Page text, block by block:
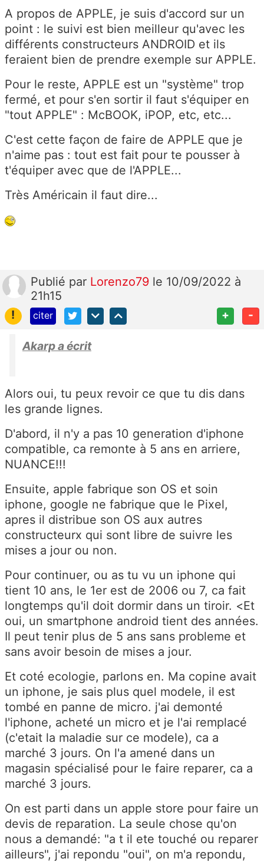
A propos de APPLE, je suis d'accord sur un
point : le suivi est bien meilleur qu'avec les
différents constructeurs ANDROID et ils
feraient bien de prendre exemple sur APPLE.
Pour le reste, APPLE est un "système" trop
fermé, et pour s'en sortir il faut s'équiper en
"tout APPLE" : McBOOK, iPOP, etc, etc...
C'est cette façon de faire de APPLE que je
n'aime pas : tout est fait pour te pousser à
t'équiper avec que de l'APPLE...
Très Américain il faut dire...
Publié par Lorenzo79 le 10/09/2022 à
21h15
!
citer + -
Akarp a écrit
Alors oui, tu peux revoir ce que tu dis dans
les grande lignes.
D'abord, il n'y a pas 10 generation d'iphone
compatible, ca remonte à 5 ans en arriere,
NUANCE!!!
Ensuite, apple fabrique son OS et soin
iphone, google ne fabrique que le Pixel,
apres il distribue son OS aux autres
constructeurx qui sont libre de suivre les
mises a jour ou non.
Pour continuer, ou as tu vu un iphone qui
tient 10 ans, le 1er est de 2006 ou 7, ca fait
longtemps qu'il doit dormir dans un tiroir. <Et
oui, un smartphone android tient des années.
Il peut tenir plus de 5 ans sans probleme et
sans avoir besoin de mises a jour.
Et coté ecologie, parlons en. Ma copine avait
un iphone, je sais plus quel modele, il est
tombé en panne de micro. j'ai demonté
l'iphone, acheté un micro et je l'ai remplacé
(c'etait la maladie sur ce modele), ca a
marché 3 jours. On l'a amené dans un
magasin spécialisé pour le faire reparer, ca a
marché 3 jours.
On est parti dans un apple store pour faire un
devis de reparation. La seule chose qu'on
nous a demandé: "a t il ete touché ou reparer
ailleurs", j'ai repondu "oui", on m'a repondu,